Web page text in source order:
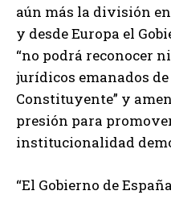
aún más la división
y desde Europa el
“no podrá reconocer
jurídicos emanados
Constituyente” y
presión para
institucionalidad
“El Gobierno de